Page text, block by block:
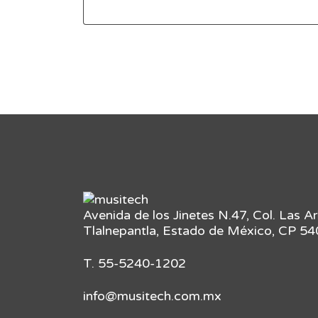
Avenida de los Jinetes N.47, Col. Las
Tlalnepantla, Estado de México, CP
T. 55-5240-1202
info@musitech.com.mx